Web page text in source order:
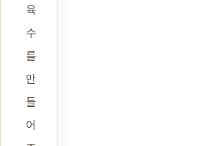
육
수
를
만
들
어